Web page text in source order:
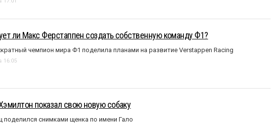
ли Макс Ферстаппен создать собственную команду Ф1?
чемпион мира Ф1 поделила планами на развитие Verstappen Racing
16:05
показал свою новую собаку
поделился снимками щенка по имени Гало